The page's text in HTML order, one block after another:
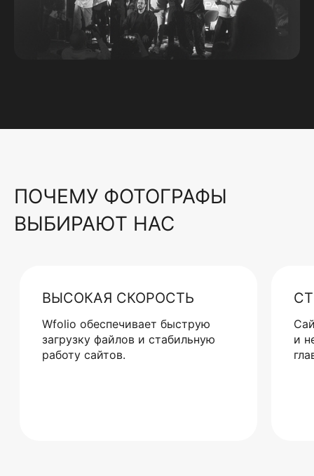
ПОЧЕМУ ФОТОГРАФЫ
ВЫБИРАЮТ НАС
ВЫСОКАЯ СКОРОСТЬ
Wfolio обеспечивает быструю
загрузку файлов и стабильную
работу сайтов.
и